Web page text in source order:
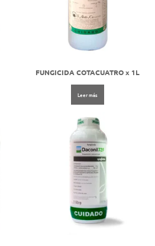
FUNGICIDA COTACUATRO x 1L
Leer más